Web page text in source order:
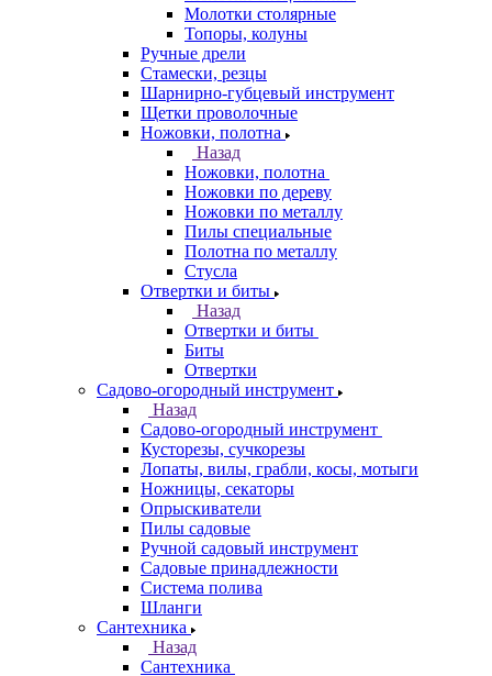
Молотки столярные
Топоры, колуны
Ручные дрели
Стамески, резцы
Шарнирно-губцевый инструмент
Щетки проволочные
Ножовки, полотна
Назад
Ножовки, полотна
Ножовки по дереву
Ножовки по металлу
Пилы специальные
Полотна по металлу
Стусла
Отвертки и биты
Назад
Отвертки и биты
Биты
Отвертки
Садово-огородный инструмент
Назад
Садово-огородный инструмент
Кусторезы, сучкорезы
Лопаты, вилы, грабли, косы, мотыги
Ножницы, секаторы
Опрыскиватели
Пилы садовые
Ручной садовый инструмент
Садовые принадлежности
Система полива
Шланги
Сантехника
Назад
Сантехника